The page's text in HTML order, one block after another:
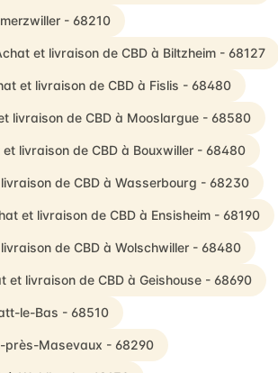
- 68210
et livraison de CBD à Biltzheim - 68127
et livraison de CBD à Fislis - 68480
livraison de CBD à Mooslargue - 68580
et livraison de CBD à Bouxwiller - 68480
de CBD à Wasserbourg - 68230
et livraison de CBD à Ensisheim - 68190
de CBD à Wolschwiller - 68480
et livraison de CBD à Geishouse - 68690
le-Bas - 68510
près-Masevaux - 68290